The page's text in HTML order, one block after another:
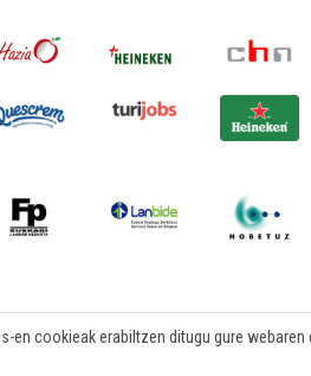
en cookieak erabiltzen ditugu gure